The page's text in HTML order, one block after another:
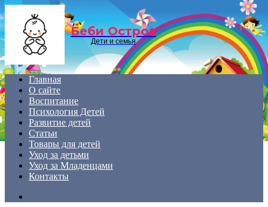
Menu
Беби Остров
Дети и семья
Главная
О сайте
Воспитание
Психология Детей
Развитие детей
Статьи
Товары для детей
Уход за детьми
Уход за Младенцами
Контакты